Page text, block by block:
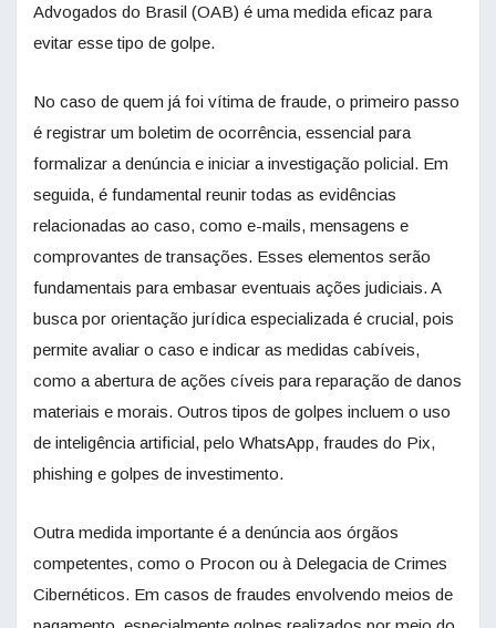
Advogados do Brasil (OAB) é uma medida eficaz para
evitar esse tipo de golpe.
No caso de quem já foi vítima de fraude, o primeiro passo
é registrar um boletim de ocorrência, essencial para
formalizar a denúncia e iniciar a investigação policial. Em
seguida, é fundamental reunir todas as evidências
relacionadas ao caso, como e-mails, mensagens e
comprovantes de transações. Esses elementos serão
fundamentais para embasar eventuais ações judiciais. A
busca por orientação jurídica especializada é crucial, pois
permite avaliar o caso e indicar as medidas cabíveis,
como a abertura de ações cíveis para reparação de danos
materiais e morais. Outros tipos de golpes incluem o uso
de inteligência artificial, pelo WhatsApp, fraudes do Pix,
phishing e golpes de investimento.
Outra medida importante é a denúncia aos órgãos
competentes, como o Procon ou à Delegacia de Crimes
Cibernéticos. Em casos de fraudes envolvendo meios de